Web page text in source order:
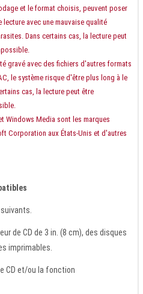
et le format choisis, peuvent poser
avec une mauvaise qualité
Dans certains cas, la lecture peut
gravé avec des fichiers d'autres formats
le système risque d'être plus long à le
cas, la lecture peut être
Windows Media sont les marques
Corporation aux États-Unis et d'autres
de CD de 3 in. (8 cm), des disques
imprimables.
CD et/ou la fonction